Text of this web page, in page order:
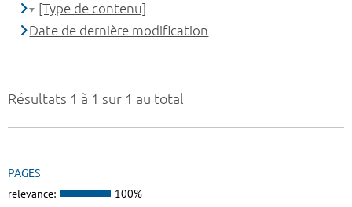
Résultats 1 à 1 sur 1 au total
PAGES
relevance: 100%
[Type de contenu]
Date de dernière modification